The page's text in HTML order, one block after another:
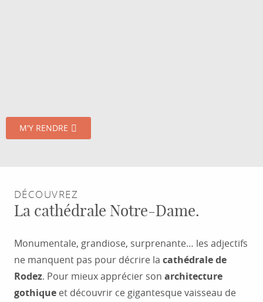
M'Y RENDRE
DÉCOUVREZ
La cathédrale Notre-Dame.
Monumentale, grandiose, surprenante… les adjectifs
ne manquent pas pour décrire la cathédrale de
Rodez. Pour mieux apprécier son architecture
gothique et découvrir ce gigantesque vaisseau de